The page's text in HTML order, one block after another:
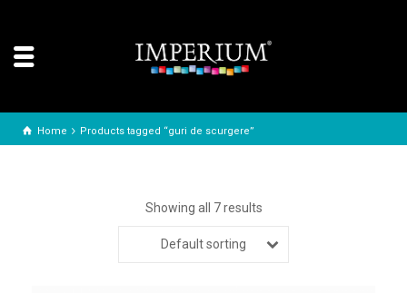
Home Products tagged “guri de scurgere”
Showing all 7 results
Default sorting